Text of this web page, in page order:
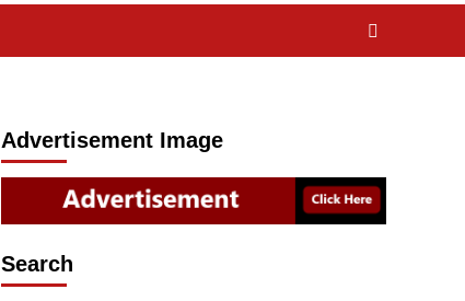
Advertisement Image
Search